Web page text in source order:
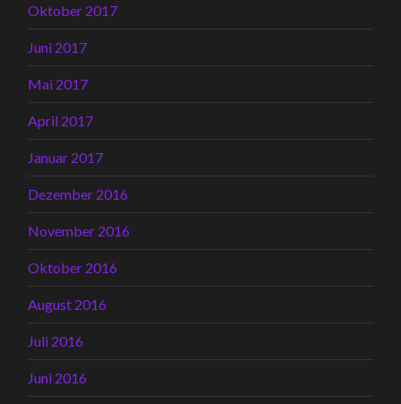
Oktober 2017
Juni 2017
Mai 2017
April 2017
Januar 2017
Dezember 2016
November 2016
Oktober 2016
August 2016
Juli 2016
Juni 2016